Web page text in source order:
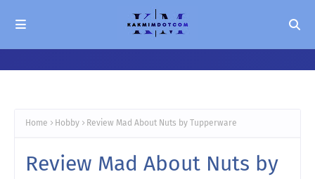
Home Hobby Review Mad About Nuts by Tupperware
Review Mad About Nuts by